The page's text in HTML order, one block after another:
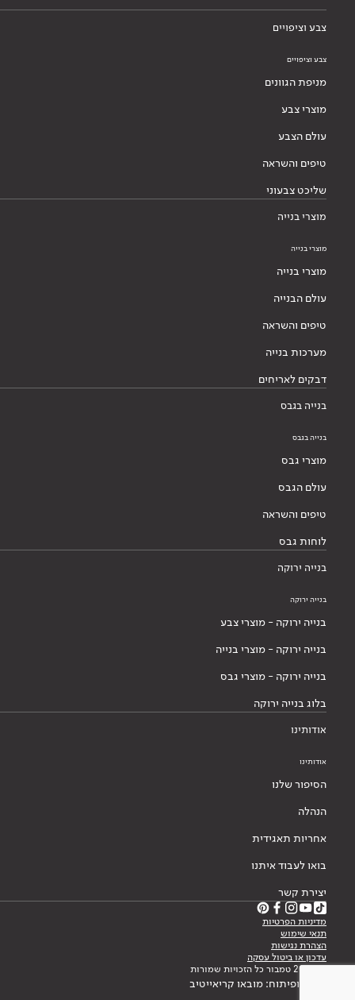
צבע וציפויים
צבע וציפויים
מניפת הגוונים
מוצרי צבע
עולם הצבע
טיפים והשראה
שליכט צבעוני
מוצרי בנייה
מוצרי בנייה
מוצרי בנייה
עולם הבנייה
טיפים והשראה
מערכות בנייה
דבקים לאריחים
בנייה בגבס
בנייה בגבס
מוצרי גבס
עולם הגבס
טיפים והשראה
לוחות גבס
בנייה ירוקה
בנייה ירוקה
בנייה ירוקה - מוצרי צבע
בנייה ירוקה - מוצרי בנייה
בנייה ירוקה - מוצרי גבס
בלוג בנייה ירוקה
אודותינו
אודותינו
הסיפור שלנו
הנהלה
אחריות תאגידית
בואו לעבוד איתנו
יצירת קשר
מדיניות הפרטיות
תנאי שימוש
הצהרת נגישות
עדכון או ביטול עסקה
© 2026 טמבור כל הזכויות שמורות
עיצוב ופיתוח: מובאו קריאייטיב